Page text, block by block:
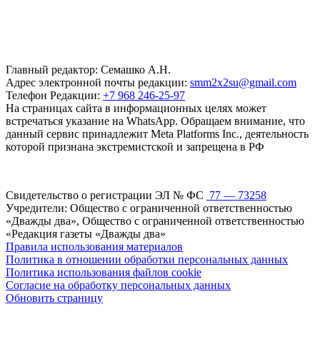
Главный редактор: Семашко А.Н.
Адрес электронной почты редакции: smm2x2su@gmail.com
Телефон Редакции: +7 968 246-25-97
На страницах сайта в информационных целях может
встречаться указание на WhatsApp. Обращаем внимание, что
данный сервис принадлежит Meta Platforms Inc., деятельность
которой признана экстремистской и запрещена в РФ
Свидетельство о регистрации ЭЛ № ФС 77 — 73258
Учредители: Общество с ограниченной ответственностью
«Дважды два», Общество с ограниченной ответственностью
«Редакция газеты «Дважды два»
Правила использования материалов
Политика в отношении обработки персональных данных
Политика использования файлов cookie
Согласие на обработку персональных данных
Обновить страницу